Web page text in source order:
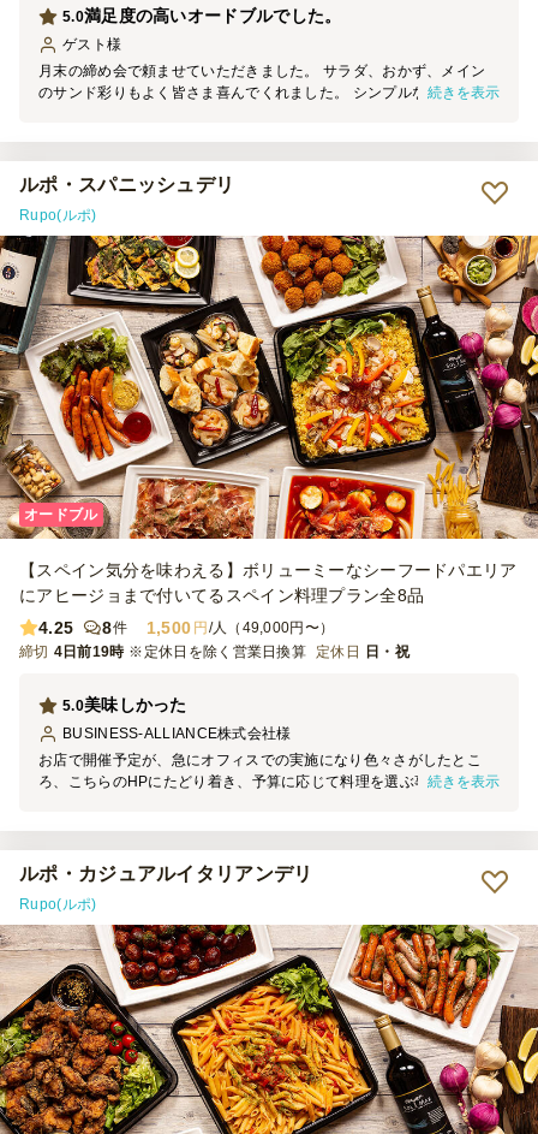
満足度の高いオードブルでした。
5.0
ゲスト 様
月末の締め会で頼ませていただきました。 サラダ、おかず、メイン
のサンド彩りもよく皆さま喜んでくれました。 シンプルなメニュー
続きを表示
ルポ・スパニッシュデリ
Rupo(ルポ)
オードブル
【スペイン気分を味わえる】ボリューミーなシーフードパエリア
にアヒージョまで付いてるスペイン料理プラン全8品
4.25
8件 1,500 円 /人（49,000円〜）
締切 4日前19時 ※定休日を除く営業日換算 定休日 日・祝
美味しかった
5.0
BUSINESS-ALLIANCE株式会社様
お店で開催予定が、急にオフィスでの実施になり色々さがしたとこ
ろ、こちらのHPにたどり着き、予算に応じて料理を選ぶ事ができま
続きを表示
ルポ・カジュアルイタリアンデリ
Rupo(ルポ)